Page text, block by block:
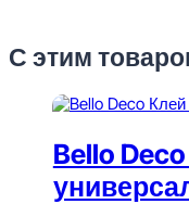
С этим
Bello